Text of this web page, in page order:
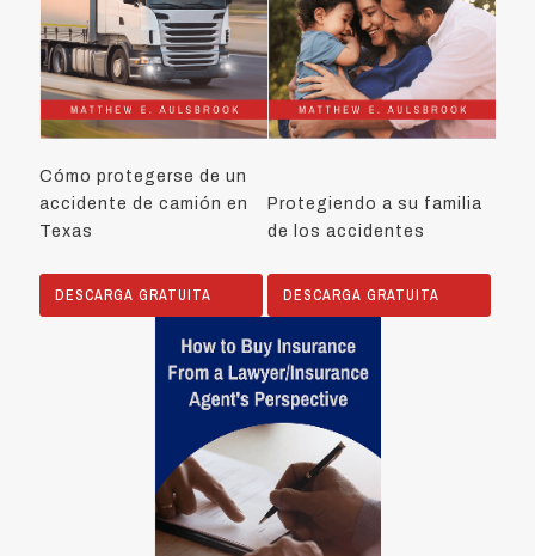
Cómo protegerse de un
accidente de camión en
Texas
DESCARGA GRATUITA
Protegiendo a su familia
de los accidentes
DESCARGA GRATUITA